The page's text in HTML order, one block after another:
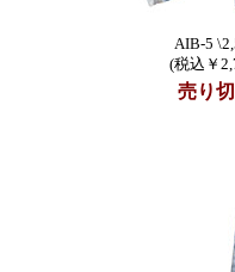
AIB-5
(税込￥
売り